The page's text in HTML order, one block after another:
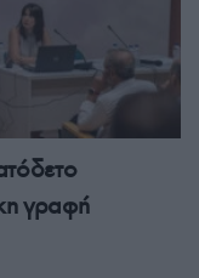
γραφή